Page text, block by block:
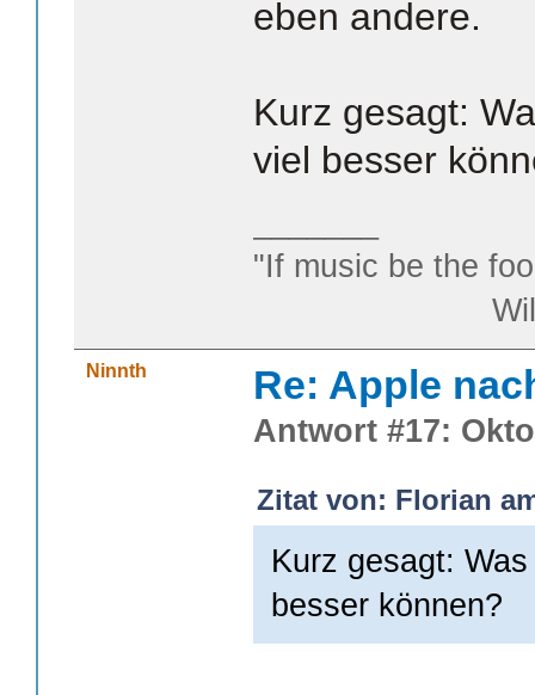
eben andere.
Kurz gesagt:
viel besser
"If music be the
William
Ninnth Re: Apple
Antwort #17:
Zitat von: Florian
Kurz gesagt:
besser können?